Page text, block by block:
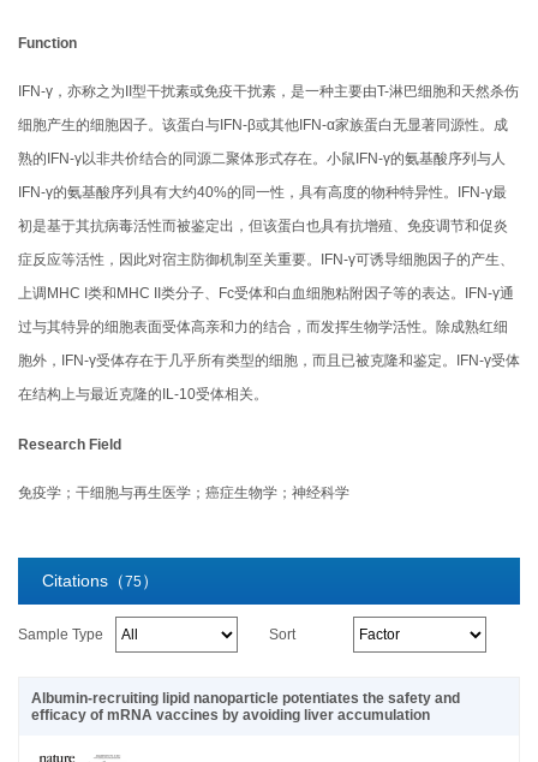
Function
IFN-γ，亦称之为II型干扰素或免疫干扰素，是一种主要由T-淋巴细胞和天然杀伤
细胞产生的细胞因子。该蛋白与IFN-β或其他IFN-α家族蛋白无显著同源性。成
熟的IFN-γ以非共价结合的同源二聚体形式存在。小鼠IFN-γ的氨基酸序列与人
IFN-γ的氨基酸序列具有大约40%的同一性，具有高度的物种特异性。IFN-γ最
初是基于其抗病毒活性而被鉴定出，但该蛋白也具有抗增殖、免疫调节和促炎
症反应等活性，因此对宿主防御机制至关重要。IFN-γ可诱导细胞因子的产生、
上调MHC I类和MHC II类分子、Fc受体和白血细胞粘附因子等的表达。IFN-γ通
过与其特异的细胞表面受体高亲和力的结合，而发挥生物学活性。除成熟红细
胞外，IFN-γ受体存在于几乎所有类型的细胞，而且已被克隆和鉴定。IFN-γ受体
在结构上与最近克隆的IL-10受体相关。
Research Field
免疫学；干细胞与再生医学；癌症生物学；神经科学
Citations（75）
Sample Type Sort
Albumin-recruiting lipid nanoparticle potentiates the safety and
efficacy of mRNA vaccines by avoiding liver accumulation